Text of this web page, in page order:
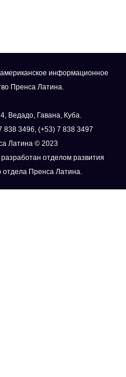
информационное
Пренса Латина.
Ведадо, Гавана, Куба.
838 3496, (+53) 7 838 3497
Латина © 2023
отделом развития
отдела Пренса Латина.